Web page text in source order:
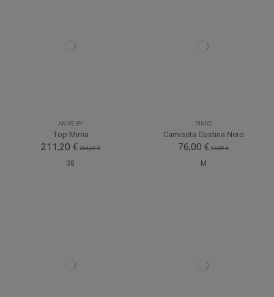
ANIYE BY
Top Mirna
211,20 € 264,00 €
38
PINKO
Camiseta Costina Nero
76,00 € 95,00 €
M